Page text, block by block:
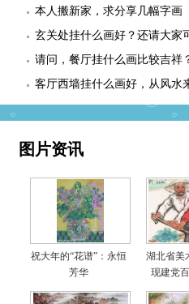
本人搬新家，求分享几幅字画
玄关处挂什么画好？还请大家
适合么？
请问，餐厅挂什么画比较吉祥
客厅西墙挂什么画好，从风水
图片资讯
祝大年的“花谱”：永恒
芳华
湖北省美
现建党